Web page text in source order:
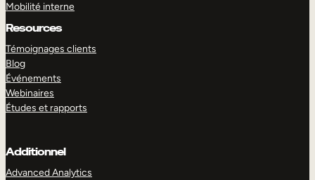
Mobilité interne
Resources
Témoignages clients
Blog
Événements
Webinaires
Études et rapports
Additionnel
Advanced Analytics